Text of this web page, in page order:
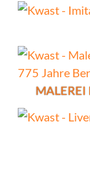
MALEREI